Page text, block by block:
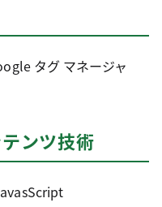
タグ マネージャ
ンツ技術